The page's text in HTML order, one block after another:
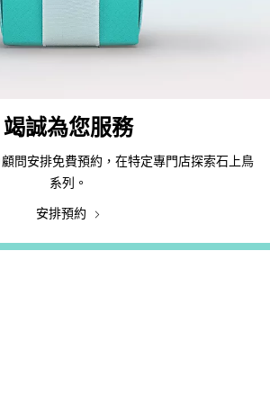
竭誠為您服務
問安排免費預約，在特定專門店探索石上鳥
系列。
安排預約